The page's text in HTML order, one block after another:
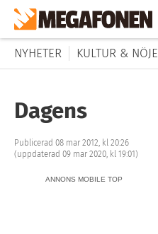
NYHETER KULTUR & NÖJE
Dagens
Publicerad 08 mar 2012, kl 20:26
(uppdaterad 09 mar 2020, kl 19:01)
ANNONS MOBILE TOP